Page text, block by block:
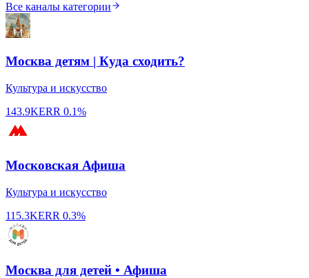
Все каналы категории
Москва детям | Куда сходить?
Культура и искусство
143.9KERR 0.1%
Московская Афиша
Культура и искусство
115.3KERR 0.3%
Москва для детей • Афиша